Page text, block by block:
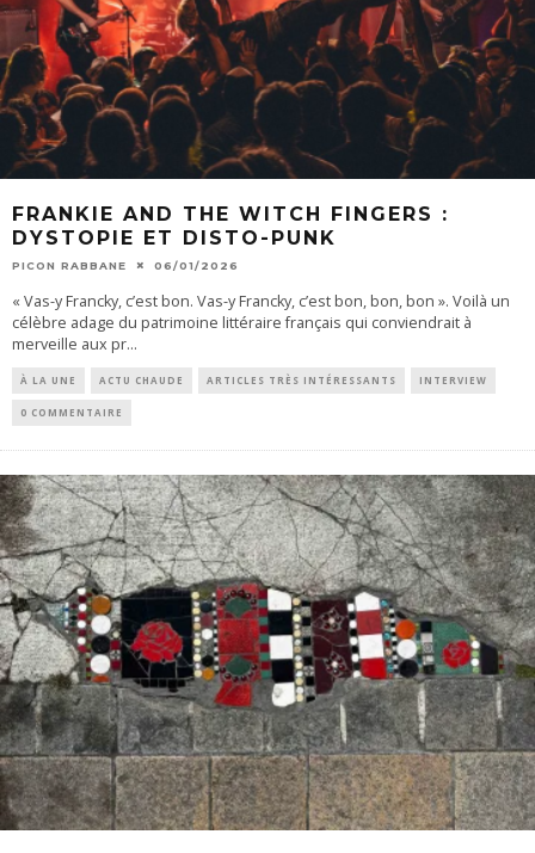
FRANKIE AND THE WITCH FINGERS :
DYSTOPIE ET DISTO-PUNK
PICON RABBANE 06/01/2026
« Vas-y Francky, c’est bon. Vas-y Francky, c’est bon, bon, bon ». Voilà un
célèbre adage du patrimoine littéraire français qui conviendrait à
merveille aux pr...
À LA UNE ACTU CHAUDE ARTICLES TRÈS INTÉRESSANTS INTERVIEW
0 COMMENTAIRE